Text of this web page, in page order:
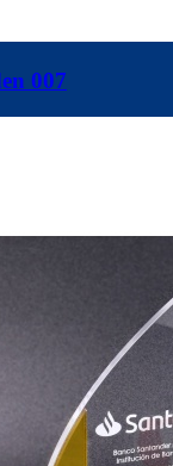
007